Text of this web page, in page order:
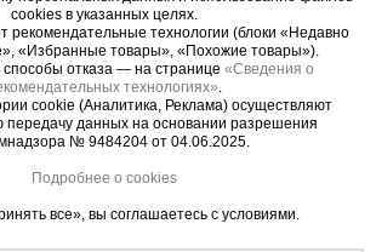
210x297x10 мм, береза 5 шт.
для работы с
арматурой
Оборудование
для бетонных
работ
cookies в указанных целях.
рекомендательные технологии (блоки «Недавно
«Избранные товары», «Похожие товары»).
отказа — на странице «Сведения о
технологиях».
cookie (Аналитика, Реклама) осуществляют
передачу данных на основании разрешения
№ 9484204 от 04.06.2025.
Подробнее о cookies
все», вы соглашаетесь с условиями.